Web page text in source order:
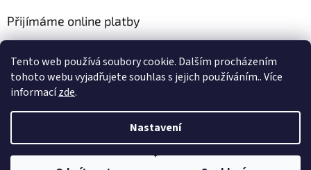
Tento web používá soubory cookie. Dalším procházením
tohoto webu vyjadřujete souhlas s jejich používáním.. Více
informacízde.
Nastavení
Přijímáme online platby
Copyright 2026Hraj si zas. Všechna práva vyhrazena.Upravit